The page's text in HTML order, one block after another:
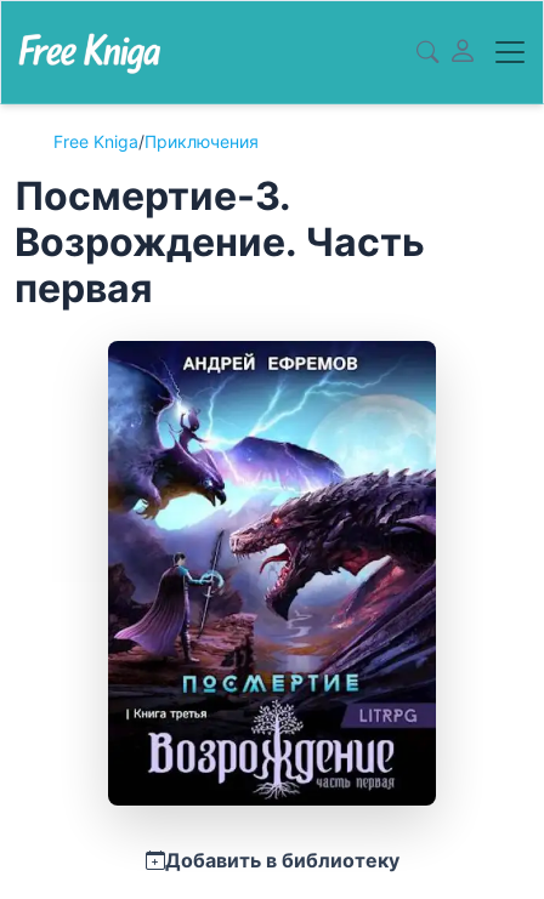
Free Kniga/Приключения
Посмертие-3.
Возрождение. Часть
первая
Добавить в библиотеку